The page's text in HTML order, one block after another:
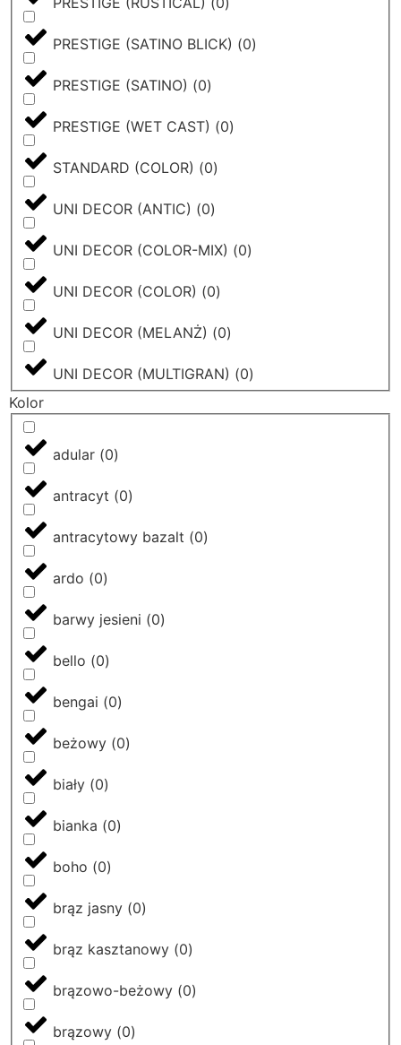
PRESTIGE (SATINO BLICK) (0)
PRESTIGE (SATINO) (0)
PRESTIGE (WET CAST) (0)
STANDARD (COLOR) (0)
UNI DECOR (ANTIC) (0)
UNI DECOR (COLOR-MIX) (0)
UNI DECOR (COLOR) (0)
UNI DECOR (MELANŻ) (0)
UNI DECOR (MULTIGRAN) (0)
Kolor
adular (0)
antracyt (0)
antracytowy bazalt (0)
ardo (0)
barwy jesieni (0)
bello (0)
bengai (0)
beżowy (0)
biały (0)
bianka (0)
boho (0)
brąz jasny (0)
brąz kasztanowy (0)
brązowo-beżowy (0)
brązowy (0)